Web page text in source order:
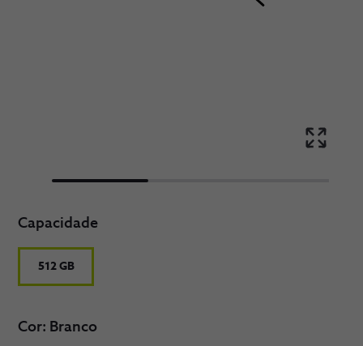
Capacidade
512 GB
Cor: Branco